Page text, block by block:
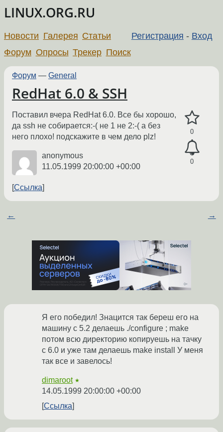
LINUX.ORG.RU
Регистрация - Вход
Новости Галерея Статьи
Форум Опросы Трекер Поиск
Форум — General
RedHat 6.0 & SSH
0
0
Поставил вчера RedHat 6.0. Все бы хорошо,
да ssh не собирается:-( не 1 не 2:-( а без
него плохо! подскажите в чем дело plz!
anonymous
11.05.1999 20:00:00 +00:00
Ссылка
← →
Я его победил! Знацится так береш его на
машину с 5.2 делаешь ./configure ; make
потом всю директорию копируешь на тачку
с 6.0 и уже там делаешь make install У меня
так все и завелось!
dimaroot ★
14.05.1999 20:00:00 +00:00
Ссылка